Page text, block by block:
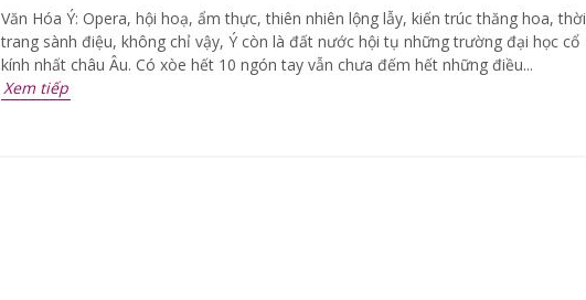
Văn Hóa Ý: Opera, hội hoạ, ẩm thực, thiên nhiên lộng lẫy, kiến trúc thăng hoa, thời
trang sành điệu, không chỉ vậy, Ý còn là đất nước hội tụ những trường đại học cổ
kính nhất châu Âu. Có xòe hết 10 ngón tay vẫn chưa đếm hết những điều...
Xem tiếp